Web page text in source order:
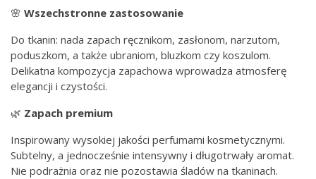
🌸 Wszechstronne zastosowanie
Do tkanin: nada zapach ręcznikom, zasłonom, narzutom,
poduszkom, a także ubraniom, bluzkom czy koszulom.
Delikatna kompozycja zapachowa wprowadza atmosferę
elegancji i czystości.
🌿 Zapach premium
Inspirowany wysokiej jakości perfumami kosmetycznymi.
Subtelny, a jednocześnie intensywny i długotrwały aromat.
Nie podrażnia oraz nie pozostawia śladów na tkaninach.